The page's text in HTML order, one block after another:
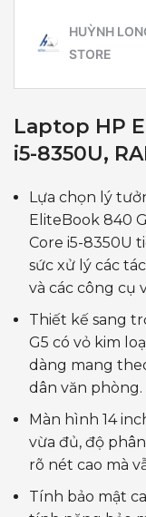
Laptop HP
i5-8350U,
Lựa chọn lý
EliteBook 840
Core i5-8350U
sức xử lý các
và các công cụ
Thiết kế sang
G5 có vỏ kim
dàng mang
dân văn phòng.
Màn hình 14
vừa đủ, độ
rõ nét cao mà
Tính bảo mật